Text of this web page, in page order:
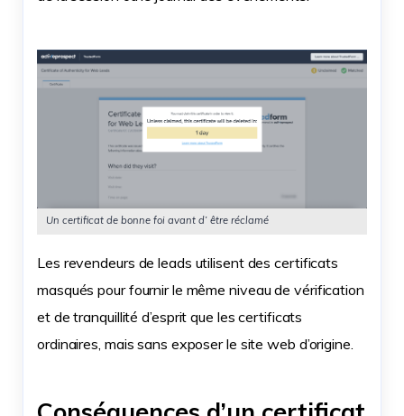
Un certificat de bonne foi avant d’ être réclamé
Les revendeurs de leads utilisent des certificats
masqués pour fournir le même niveau de vérification
et de tranquillité d’esprit que les certificats
ordinaires, mais sans exposer le site web d’origine.